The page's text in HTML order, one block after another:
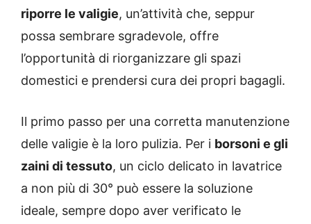
riporre le valigie, un’attività che, seppur
possa sembrare sgradevole, offre
l’opportunità di riorganizzare gli spazi
domestici e prendersi cura dei propri bagagli.
Il primo passo per una corretta manutenzione
delle valigie è la loro pulizia. Per i borsoni e gli
zaini di tessuto, un ciclo delicato in lavatrice
a non più di 30° può essere la soluzione
ideale, sempre dopo aver verificato le